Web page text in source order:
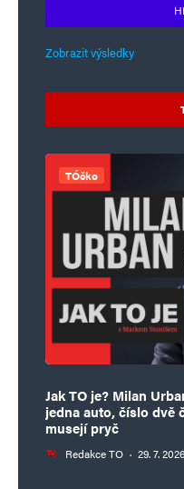
Zobrazit výsledky
TÓčko
Jak TO je? Milan
jedna auto, číslo dvě
musejí pryč
Redakce TO · 29. 7. 2026